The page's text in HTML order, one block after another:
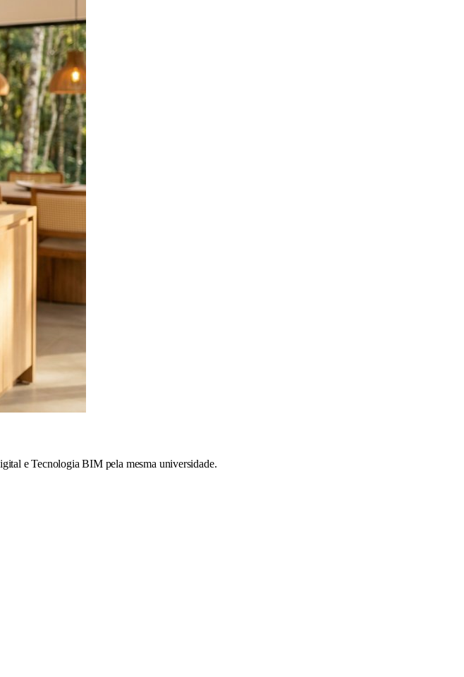
e Tecnologia BIM pela mesma universidade.